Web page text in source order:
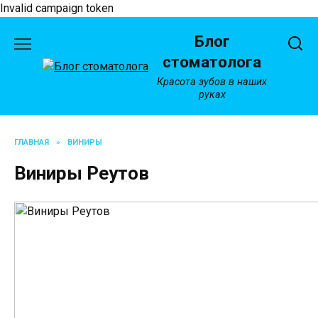
Invalid campaign token
содержанию
Блог
стоматолога
Красота зубов в наших
руках
ГЛАВНАЯ » ВИНИРЫ
Виниры Реутов